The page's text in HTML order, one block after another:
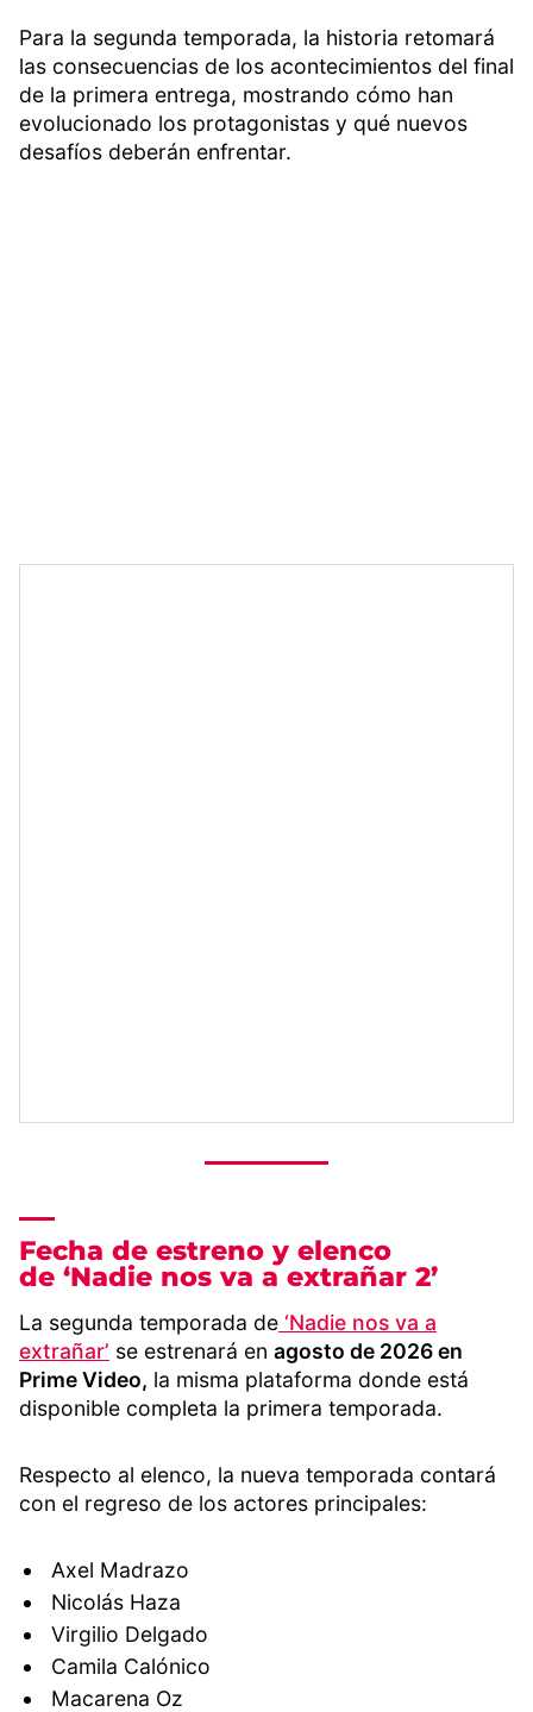
Para la segunda temporada, la historia retomará
las consecuencias de los acontecimientos del final
de la primera entrega, mostrando cómo han
evolucionado los protagonistas y qué nuevos
desafíos deberán enfrentar.
Fecha de estreno y elenco
de ‘Nadie nos va a extrañar 2’
La segunda temporada de ‘Nadie nos va a
extrañar’ se estrenará en agosto de 2026 en
Prime Video, la misma plataforma donde está
disponible completa la primera temporada.
Respecto al elenco, la nueva temporada contará
con el regreso de los actores principales:
Axel Madrazo
Nicolás Haza
Virgilio Delgado
Camila Calónico
Macarena Oz